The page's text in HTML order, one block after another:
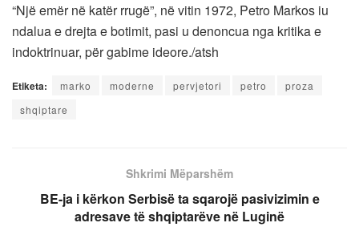
“Një emër në katër rrugë”, në vitin 1972, Petro Markos iu
ndalua e drejta e botimit, pasi u denoncua nga kritika e
indoktrinuar, për gabime ideore./atsh
Etiketa: marko moderne pervjetori petro
proza
shqiptare
Shkrimi Mëparshëm
BE-ja i kërkon Serbisë ta sqarojë pasivizimin e
adresave të shqiptarëve në Luginë